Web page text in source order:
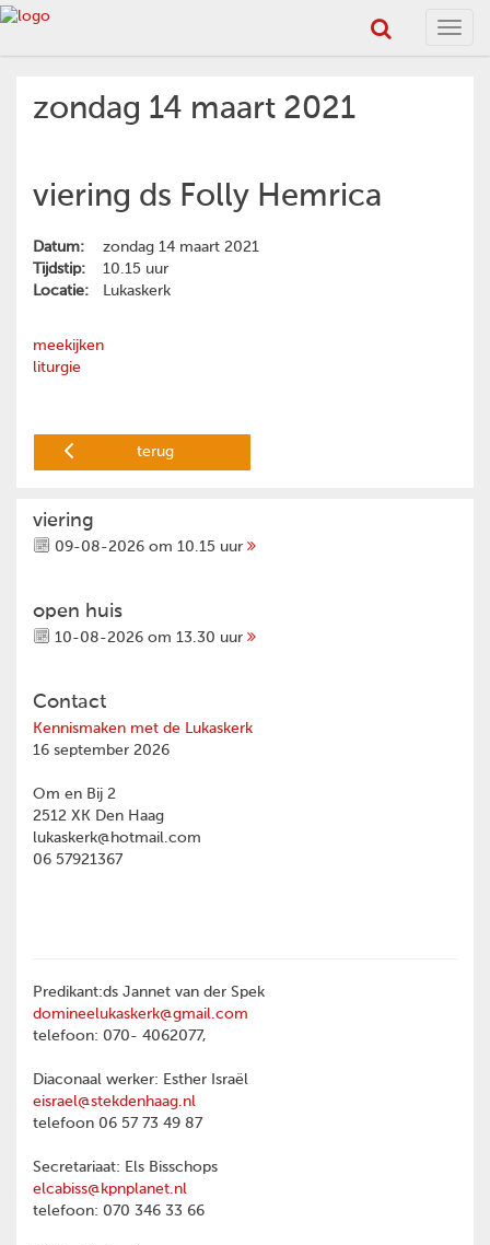
zondag 14 maart 2021
viering ds Folly Hemrica
Datum:
zondag 14 maart 2021
Tijdstip:
10.15 uur
Locatie:
Lukaskerk
meekijken
liturgie
terug
viering
09-08-2026 om 10.15 uur
open huis
10-08-2026 om 13.30 uur
Contact
Kennismaken met de Lukaskerk
16 september 2026
Om en Bij 2
2512 XK Den Haag
lukaskerk@hotmail.com
06 57921367
Predikant:ds Jannet van der Spek
domineelukaskerk@gmail.com
telefoon: 070- 4062077,
Diaconaal werker: Esther Israël
eisrael@stekdenhaag.nl
telefoon 06 57 73 49 87
Secretariaat: Els Bisschops
elcabiss@kpnplanet.nl
telefoon: 070 346 33 66